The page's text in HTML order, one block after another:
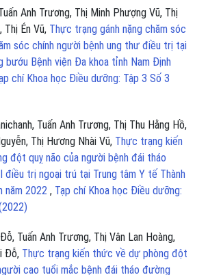
Anh Trương, Thị Minh Phượng Vũ, Thị
Thị Én Vũ, Thực trạng gánh nặng chăm sóc
sóc chính người bệnh ung thư điều trị tại
bướu Bệnh viện Đa khoa tỉnh Nam Định
chí Khoa học Điều dưỡng: Tập 3 Số 3
Tuấn Anh Trương, Thị Thu Hằng Hồ,
Thị Hương Nhài Vũ, Thực trạng kiến
đột quỵ não của người bệnh đái tháo
trị ngoại trú tại Trung tâm Y tế Thành
năm 2022 , Tạp chí Khoa học Điều dưỡng:
Tuấn Anh Trương, Thị Vân Lan Hoàng,
Đỗ, Thực trạng kiến thức về dự phòng đột
cao tuổi mắc bệnh đái tháo đường